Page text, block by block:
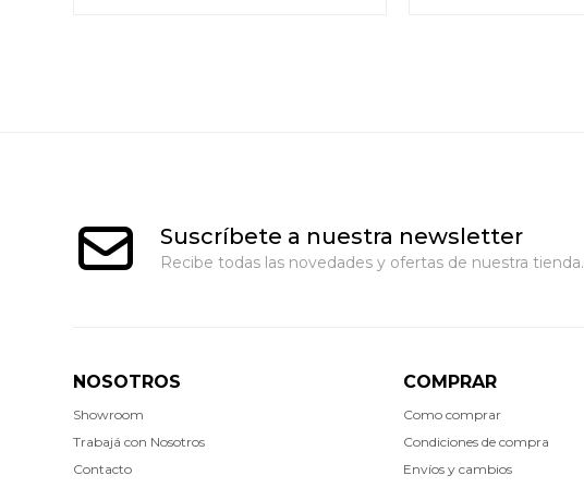
Suscríbete a nuestra newsletter
Recibe todas las novedades y ofertas de nuestra tienda.
NOSOTROS
Showroom
Trabajá con Nosotros
Contacto
COMPRAR
Como comprar
Condiciones de compra
Envíos y cambios